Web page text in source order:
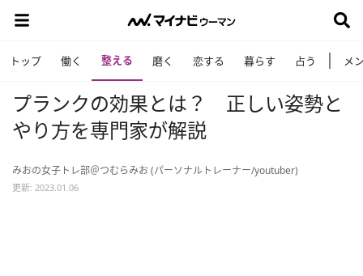
トップ 働く 整える 磨く 恋する 暮らす 占う メ
プランクの効果とは？ 正しい姿勢と
やり方を専門家が解説
みおの女子トレ部＠つむらみお (パーソナルトレーナー/youtuber)
更新: 2023.01.06